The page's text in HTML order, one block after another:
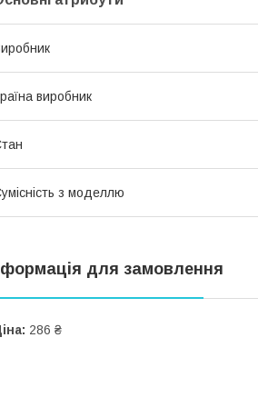
виробник
з моделлю
для замовлення
286 ₴